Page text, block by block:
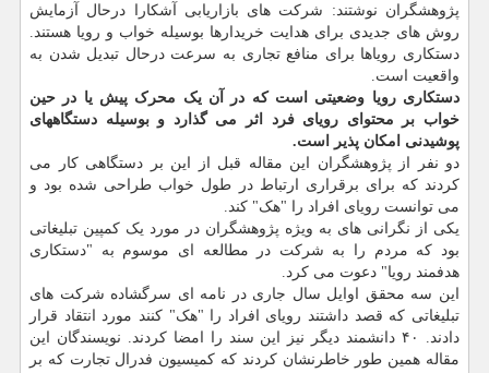
پژوهشگران نوشتند: شرکت های بازاریابی آشکارا درحال آزمایش
روش های جدیدی برای هدایت خریدارها بوسیله خواب و رویا هستند.
دستکاری رویاها برای منافع تجاری به سرعت درحال تبدیل شدن به
واقعیت است.
دستکاری رویا وضعیتی است که در آن یک محرک پیش یا در حین
خواب بر محتوای رویای فرد اثر می گذارد و بوسیله دستگاههای
پوشیدنی امکان پذیر است.
دو نفر از پژوهشگران این مقاله قبل از این بر دستگاهی کار می
کردند که برای برقراری ارتباط در طول خواب طراحی شده بود و
می توانست رویای افراد را "هک" کند.
یکی از نگرانی های به ویژه پژوهشگران در مورد یک کمپین تبلیغاتی
بود که مردم را به شرکت در مطالعه ای موسوم به "دستکاری
هدفمند رویا" دعوت می کرد.
این سه محقق اوایل سال جاری در نامه ای سرگشاده شرکت های
تبلیغاتی که قصد داشتند رویای افراد را "هک" کنند مورد انتقاد قرار
دادند. ۴۰ دانشمند دیگر نیز این سند را امضا کردند. نویسندگان این
مقاله همین طور خاطرنشان کردند که کمیسیون فدرال تجارت که بر